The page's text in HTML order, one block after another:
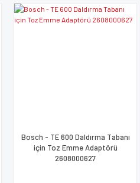
Bosch - TE 600 Daldırma Tabanı
için Toz Emme Adaptörü
2608000627